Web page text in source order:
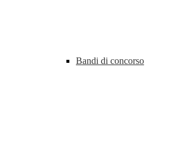
Bandi di concorso